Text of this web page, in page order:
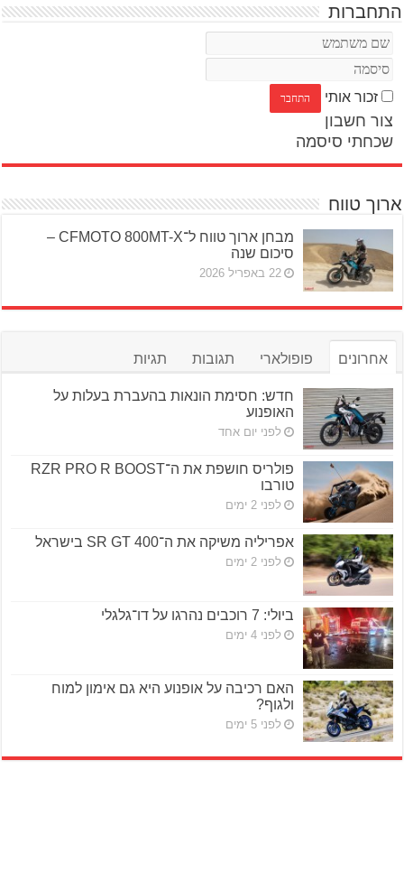
התחברות
זכור אותי
צור חשבון
שכחתי סיסמה
ארוך טווח
מבחן ארוך טווח ל־CFMOTO 800MT-X –
סיכום שנה
22 באפריל 2026
אחרונים פופולארי תגובות תגיות
חדש: חסימת הונאות בהעברת בעלות על
האופנוע
לפני יום אחד
פולריס חושפת את ה־RZR PRO R BOOST
טורבו
לפני 2 ימים
אפריליה משיקה את ה־SR GT 400 בישראל
לפני 2 ימים
ביולי: 7 רוכבים נהרגו על דו־גלגלי
לפני 4 ימים
האם רכיבה על אופנוע היא גם אימון למוח
ולגוף?
לפני 5 ימים